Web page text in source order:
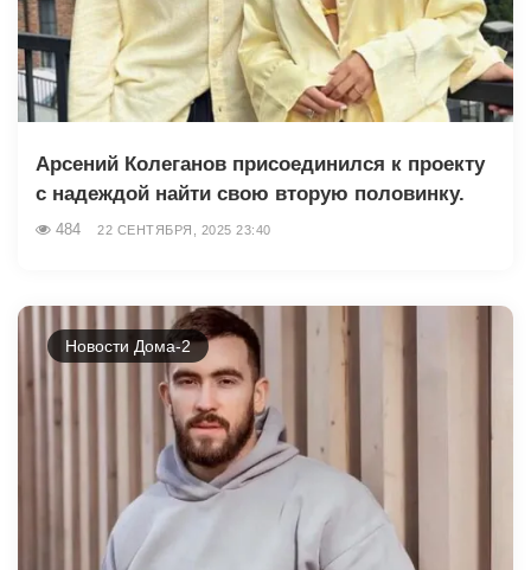
Арсений Колеганов присоединился к проекту
с надеждой найти свою вторую половинку.
484 22 СЕНТЯБРЯ, 2025 23:40
Новости Дома-2